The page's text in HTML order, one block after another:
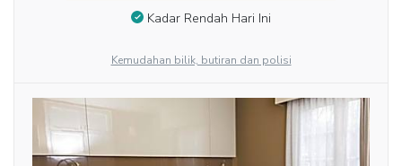
Kadar Rendah Hari Ini
Kemudahan bilik, butiran dan polisi